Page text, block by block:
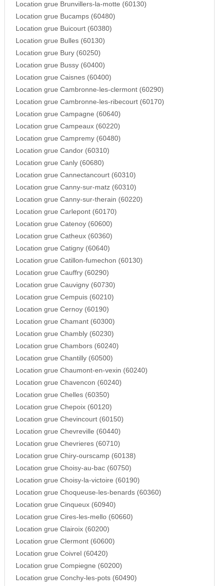
Location grue Brunvillers-la-motte (60130)
Location grue Bucamps (60480)
Location grue Buicourt (60380)
Location grue Bulles (60130)
Location grue Bury (60250)
Location grue Bussy (60400)
Location grue Caisnes (60400)
Location grue Cambronne-les-clermont (60290)
Location grue Cambronne-les-ribecourt (60170)
Location grue Campagne (60640)
Location grue Campeaux (60220)
Location grue Campremy (60480)
Location grue Candor (60310)
Location grue Canly (60680)
Location grue Cannectancourt (60310)
Location grue Canny-sur-matz (60310)
Location grue Canny-sur-therain (60220)
Location grue Carlepont (60170)
Location grue Catenoy (60600)
Location grue Catheux (60360)
Location grue Catigny (60640)
Location grue Catillon-fumechon (60130)
Location grue Cauffry (60290)
Location grue Cauvigny (60730)
Location grue Cempuis (60210)
Location grue Cernoy (60190)
Location grue Chamant (60300)
Location grue Chambly (60230)
Location grue Chambors (60240)
Location grue Chantilly (60500)
Location grue Chaumont-en-vexin (60240)
Location grue Chavencon (60240)
Location grue Chelles (60350)
Location grue Chepoix (60120)
Location grue Chevincourt (60150)
Location grue Chevreville (60440)
Location grue Chevrieres (60710)
Location grue Chiry-ourscamp (60138)
Location grue Choisy-au-bac (60750)
Location grue Choisy-la-victoire (60190)
Location grue Choqueuse-les-benards (60360)
Location grue Cinqueux (60940)
Location grue Cires-les-mello (60660)
Location grue Clairoix (60200)
Location grue Clermont (60600)
Location grue Coivrel (60420)
Location grue Compiegne (60200)
Location grue Conchy-les-pots (60490)